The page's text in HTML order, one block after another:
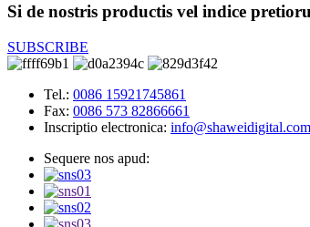
Si de nostris productis vel indice
SUBSCRIBE
Tel.: 0086 15921745861
Fax: 0086 573 82866661
Inscriptio electronica: info@shaweidigital.com
Sequere nos apud: